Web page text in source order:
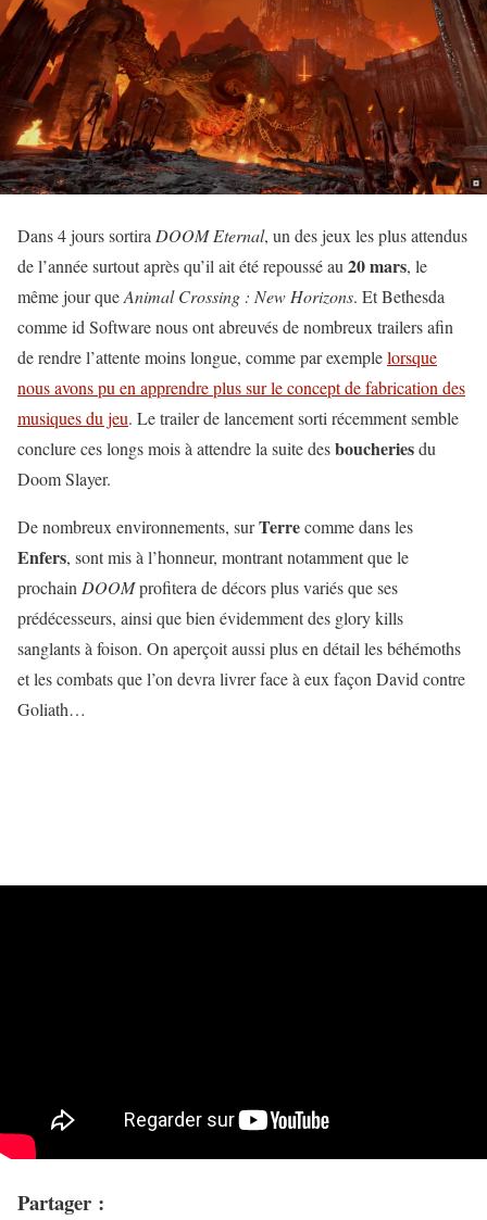
Dans 4 jours sortira DOOM Eternal, un des jeux les plus attendus
de l’année surtout après qu’il ait été repoussé au 20 mars, le
même jour queAnimal Crossing : New Horizons. Et Bethesda
comme id Software nous ont abreuvés de nombreux trailers afin
de rendre l’attente moins longue, comme par exemplelorsque
nous avons pu en apprendre plus sur le concept de fabrication des
musiques du jeu. Le trailer de lancement sorti récemment semble
conclure ces longs mois à attendre la suite desboucheriesdu
Doom Slayer.
De nombreux environnements, surTerrecomme dans les
Enfers, sont mis à l’honneur, montrant notamment que le
prochain DOOMprofitera de décors plus variés que ses
prédécesseurs, ainsi que bien évidemment des glory kills
sanglants à foison. On aperçoit aussi plus en détail les béhémoths
et les combats que l’on devra livrer face à eux façon David contre
Goliath…
Partager :